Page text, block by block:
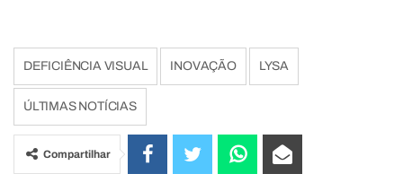
DEFICIÊNCIA VISUAL INOVAÇÃO LYSA
ÚLTIMAS NOTÍCIAS
Compartilhar